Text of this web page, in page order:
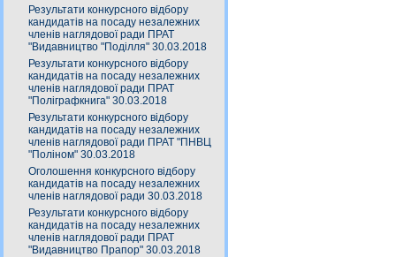
Результати конкурсного відбору
кандидатів на посаду незалежних
членів наглядової ради ПРАТ
"Видавництво "Поділля" 30.03.2018
Результати конкурсного відбору
кандидатів на посаду незалежних
членів наглядової ради ПРАТ
"Поліграфкнига" 30.03.2018
Результати конкурсного відбору
кандидатів на посаду незалежних
членів наглядової ради ПРАТ "ПНВЦ
"Поліном" 30.03.2018
Оголошення конкурсного відбору
кандидатів на посаду незалежних
членів наглядової ради 30.03.2018
Результати конкурсного відбору
кандидатів на посаду незалежних
членів наглядової ради ПРАТ
"Видавництво Прапор" 30.03.2018